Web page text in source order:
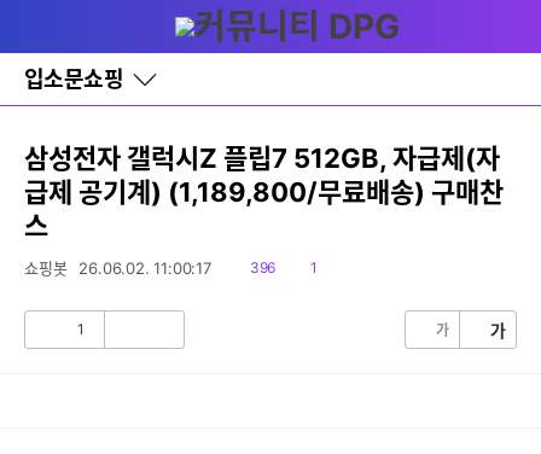
와
홈
입소문쇼핑
바
로
기
레
이
어
글
삼성전자 갤럭시Z 플립7 512GB, 자급제(자
급제 공기계) (1,189,800/무료배송) 구매찬
스
쇼핑봇 26.06.02. 11:00:17
읽
396
댓1
1 가 가